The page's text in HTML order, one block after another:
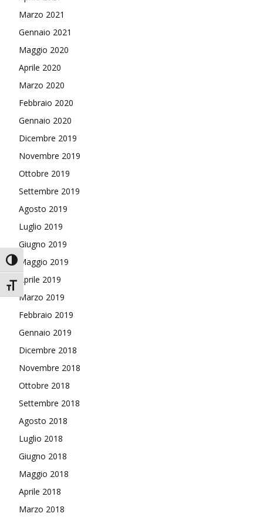
Attiva/disattiva alto contrasto
Attiva/disattiva dimensione testo
Marzo 2021
Gennaio 2021
Maggio 2020
Aprile 2020
Marzo 2020
Febbraio 2020
Gennaio 2020
Dicembre 2019
Novembre 2019
Ottobre 2019
Settembre 2019
Agosto 2019
Luglio 2019
Giugno 2019
Maggio 2019
Aprile 2019
Marzo 2019
Febbraio 2019
Gennaio 2019
Dicembre 2018
Novembre 2018
Ottobre 2018
Settembre 2018
Agosto 2018
Luglio 2018
Giugno 2018
Maggio 2018
Aprile 2018
Marzo 2018